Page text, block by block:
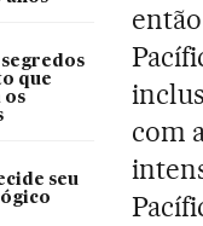
que
os
seu
com